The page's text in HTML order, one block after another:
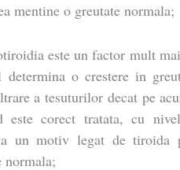
mentine o greutate normala;
este un factor mult
o crestere in
a tesuturilor decat pe
este corect tratata, cu
un motiv legat de tiroida
normala;